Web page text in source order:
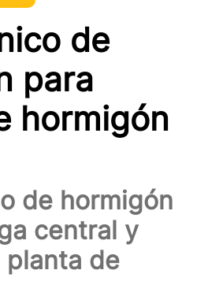
de
para
hormigón
de hormigón
central y
planta de